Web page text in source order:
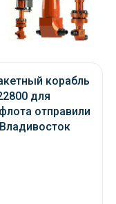
корабль
для
отправили